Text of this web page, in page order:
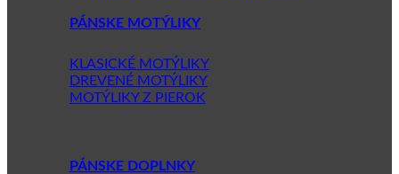
PÁNSKE MOTÝLIKY
KLASICKÉ MOTÝLIKY
DREVENÉ MOTÝLIKY
MOTÝLIKY Z PIEROK
PÁNSKE DOPLNKY